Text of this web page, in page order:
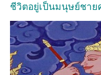
ชีวิตอยู่เป็นมนุษย์ชาย